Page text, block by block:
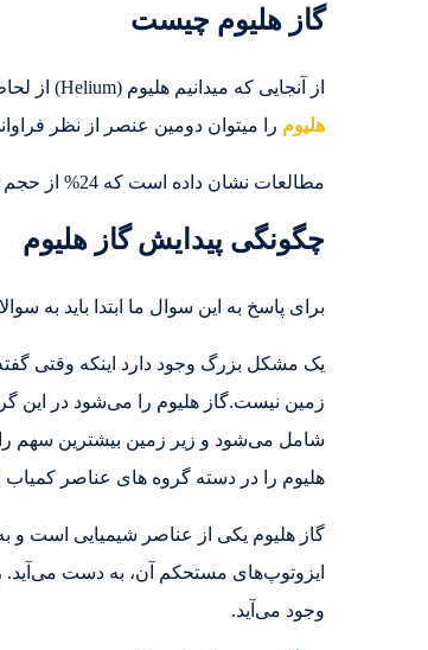
گاز هلیوم چیست
از آنجایی که میدانیم هلیوم (Helium) از لحاظ سبکی، پس از
هلیوم را میتوان دومین عنصر از نظر
مطالعات نشان داده است که 24% از حجم زمین را گاز هلیوم تشکیل می‌دهد.
چگونگی پیدایش گاز هلیوم
برای پاسخ به این سوال ما ابتدا باید به
یک مشکل بزرگ وجود دارد اینکه وقتی
شامل می‌شود و زیر زمین بیشترین سهم را
هلیوم را در دسته گروه های عناصر
گاز هلیوم یکی از عناصر شیمیایی است و
ایزوتوپ‌های مستحکم آن، به دست می‌آید.
وجود می‌آید.